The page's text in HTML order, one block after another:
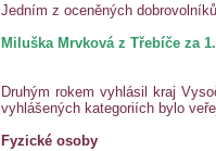
Jedním z oceněných
Miluška Mrvková z Třebíče za
Druhým rokem vyhlásil kraj
vyhlášených kategoriích bylo
Fyzické osoby